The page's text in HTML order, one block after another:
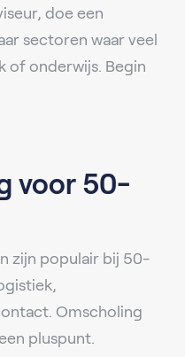
doe een
sectoren waar veel
of onderwijs. Begin
voor 50-
zijn populair bij 50-
Omscholing
pluspunt.